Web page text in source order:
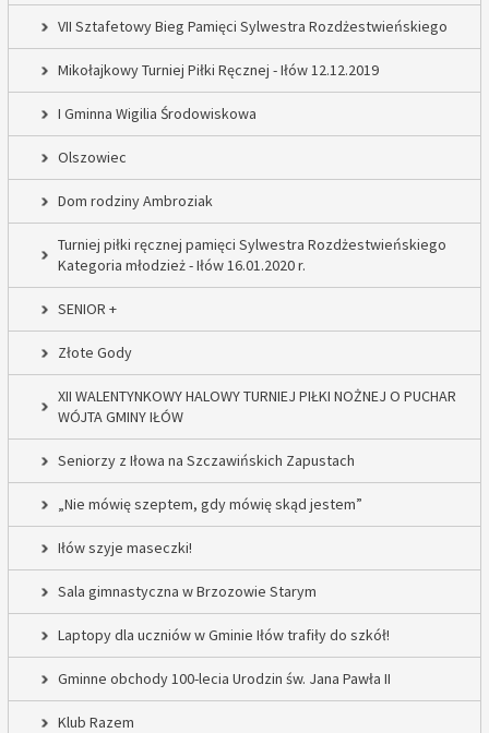
VII Sztafetowy Bieg Pamięci Sylwestra Rozdżestwieńskiego
Mikołajkowy Turniej Piłki Ręcznej - Iłów 12.12.2019
I Gminna Wigilia Środowiskowa
Olszowiec
Dom rodziny Ambroziak
Turniej piłki ręcznej pamięci Sylwestra Rozdżestwieńskiego
Kategoria młodzież - Iłów 16.01.2020 r.
SENIOR +
Złote Gody
XII WALENTYNKOWY HALOWY TURNIEJ PIŁKI NOŻNEJ O PUCHAR
WÓJTA GMINY IŁÓW
Seniorzy z Iłowa na Szczawińskich Zapustach
„Nie mówię szeptem, gdy mówię skąd jestem”
Iłów szyje maseczki!
Sala gimnastyczna w Brzozowie Starym
Laptopy dla uczniów w Gminie Iłów trafiły do szkół!
Gminne obchody 100-lecia Urodzin św. Jana Pawła II
Klub Razem